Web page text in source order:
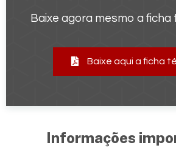
Baixe agora mesmo a ficha
Baixe aqui a ficha
Informações